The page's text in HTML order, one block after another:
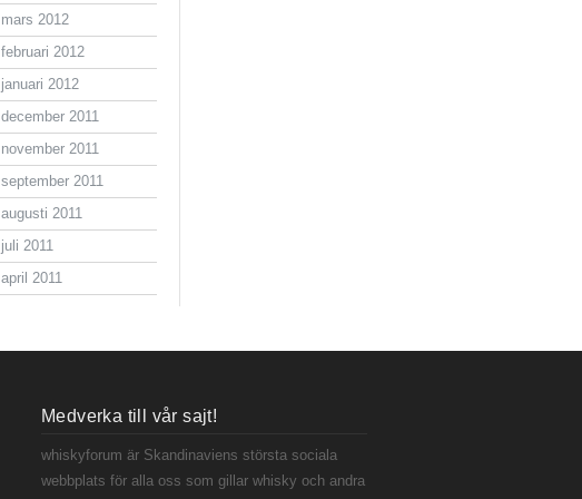
mars 2012
februari 2012
januari 2012
december 2011
november 2011
september 2011
augusti 2011
juli 2011
april 2011
Medverka till vår sajt!
whiskyforum är Skandinaviens största sociala
webbplats för alla oss som gillar whisky och andra